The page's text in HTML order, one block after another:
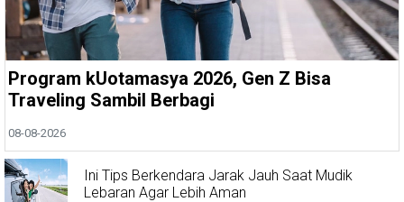
Program kUotamasya 2026, Gen Z Bisa
Traveling Sambil Berbagi
08-08-2026
Ini Tips Berkendara Jarak Jauh Saat Mudik
Lebaran Agar Lebih Aman